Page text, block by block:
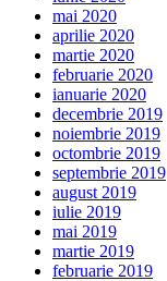
mai 2020
aprilie 2020
martie 2020
februarie 2020
ianuarie 2020
decembrie 2019
noiembrie 2019
octombrie 2019
septembrie 2019
august 2019
iulie 2019
mai 2019
martie 2019
februarie 2019